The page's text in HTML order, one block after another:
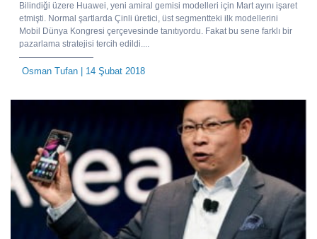
Bilindiği üzere Huawei, yeni amiral gemisi modelleri için Mart ayını işaret
etmişti. Normal şartlarda Çinli üretici, üst segmentteki ilk modellerini
Mobil Dünya Kongresi çerçevesinde tanıtıyordu. Fakat bu sene farklı bir
pazarlama stratejisi tercih edildi....
Osman Tufan | 14 Şubat 2018